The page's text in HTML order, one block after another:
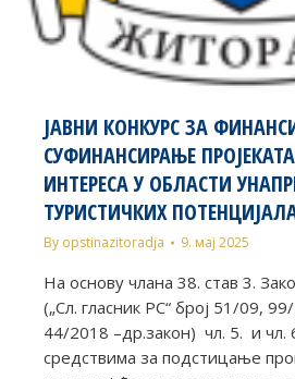
ЈАВНИ КОНКУРС ЗА
СУФИНАНСИРАЊЕ
ИНТЕРЕСА У ОБЛАСТИ
ТУРИСТИЧКИХ
By opstinazitoradja 9. мај 2025
На основу члана 38. став 3.
(„Сл. гласник РС“ број 51/09,
44/2018 –др.закон) чл. 5. и чл.
средствима за подстицање